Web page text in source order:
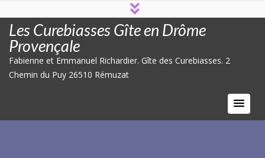
Les Curebiasses Gîte en Drôme
Provençale
Fabienne et Emmanuel Richardier. Gîte des Curebiasses. 2
Chemin du Puy 26510 Rémuzat